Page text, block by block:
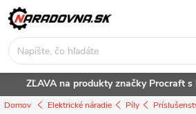
Prejsť
na
obsah
ZĽAVA na produkty značky Procraft s
Domov Elektrické náradie Píly